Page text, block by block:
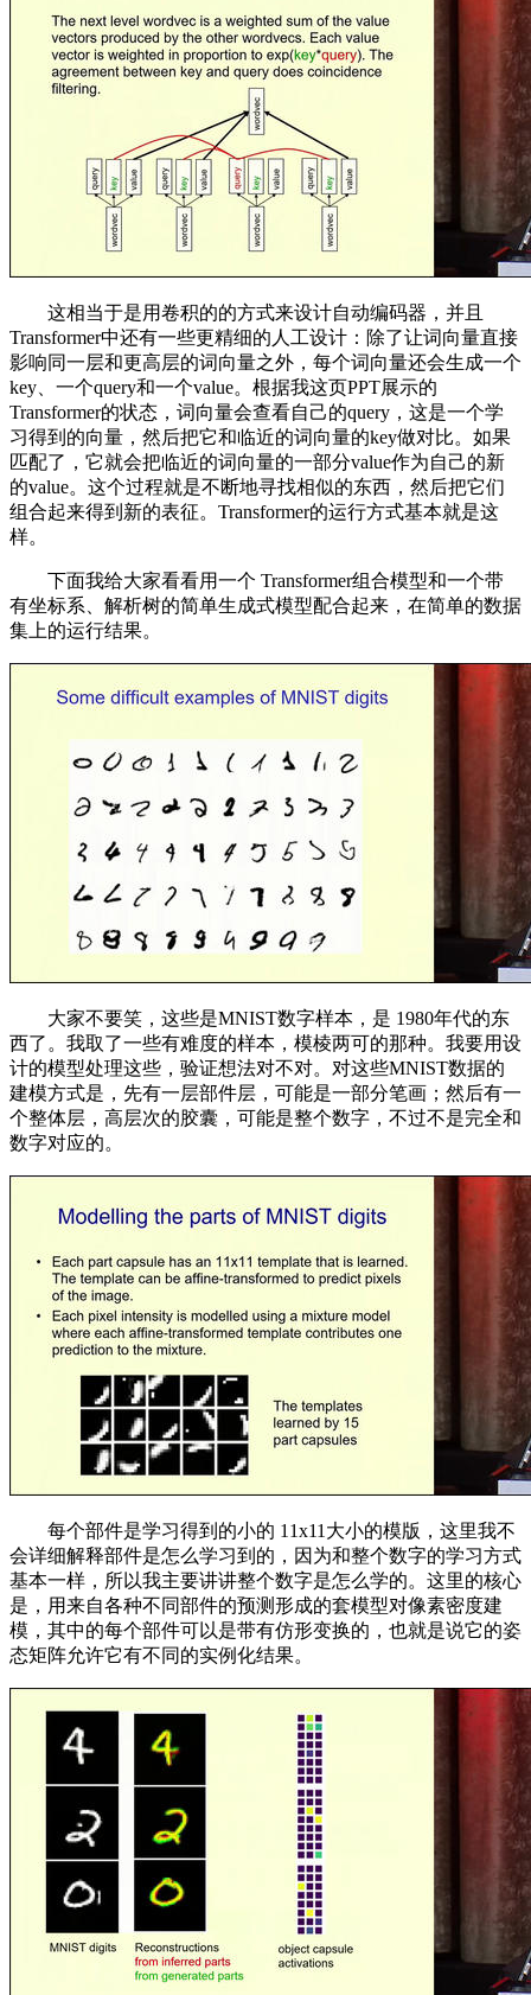
这相当于是用卷积的的方式来设计自动编码器，并且
Transformer中还有一些更精细的人工设计：除了让词向量直接
影响同一层和更高层的词向量之外，每个词向量还会生成一个
key、一个query和一个value。根据我这页PPT展示的
Transformer的状态，词向量会查看自己的query，这是一个学
习得到的向量，然后把它和临近的词向量的key做对比。如果
匹配了，它就会把临近的词向量的一部分value作为自己的新
的value。这个过程就是不断地寻找相似的东西，然后把它们
组合起来得到新的表征。Transformer的运行方式基本就是这
样。
下面我给大家看看用一个 Transformer组合模型和一个带
有坐标系、解析树的简单生成式模型配合起来，在简单的数据
集上的运行结果。
大家不要笑，这些是MNIST数字样本，是 1980年代的东
西了。我取了一些有难度的样本，模棱两可的那种。我要用设
计的模型处理这些，验证想法对不对。对这些MNIST数据的
建模方式是，先有一层部件层，可能是一部分笔画；然后有一
个整体层，高层次的胶囊，可能是整个数字，不过不是完全和
数字对应的。
每个部件是学习得到的小的 11x11大小的模版，这里我不
会详细解释部件是怎么学习到的，因为和整个数字的学习方式
基本一样，所以我主要讲讲整个数字是怎么学的。这里的核心
是，用来自各种不同部件的预测形成的套模型对像素密度建
模，其中的每个部件可以是带有仿形变换的，也就是说它的姿
态矩阵允许它有不同的实例化结果。